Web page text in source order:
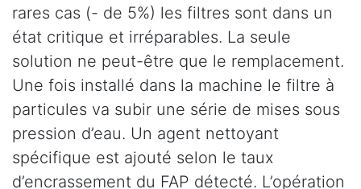
rares cas (- de 5%) les filtres sont dans un
état critique et irréparables. La seule
solution ne peut-être que le remplacement.
Une fois installé dans la machine le filtre à
particules va subir une série de mises sous
pression d’eau. Un agent nettoyant
spécifique est ajouté selon le taux
d’encrassement du FAP détecté. L’opération